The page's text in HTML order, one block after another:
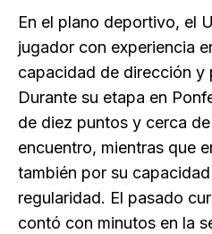
En el plano deportivo, el
jugador con experiencia
capacidad de dirección y
Durante su etapa en
de diez puntos y cerca
encuentro, mientras que
también por su
regularidad. El pasado
contó con minutos en la